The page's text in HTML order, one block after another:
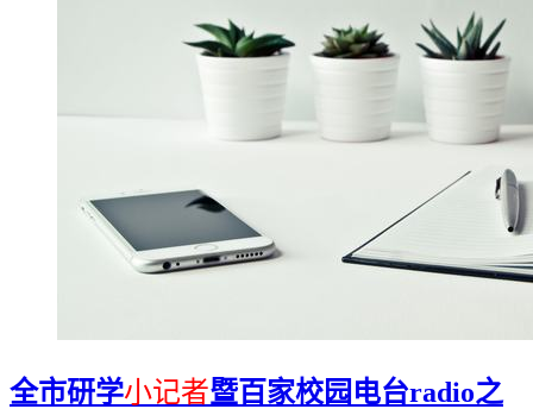
全市研学小记者暨百家校园电台radio之